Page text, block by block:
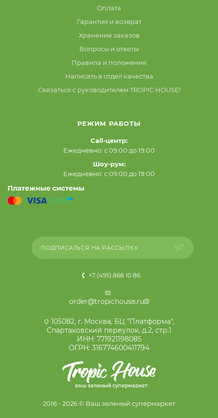
Оплата
Гарантия и возврат
Хранение заказов
Вопросы и ответы
Правила и положения
Написать в отдел качества
Связаться с руководителем TROPIC HOUSE!
РЕЖИМ РАБОТЫ
Call-центр:
Ежедневно: с 09:00 до 19:00
Шоу-рум:
Ежедневно: с 09:00 до 19:00
ПОДПИСАТЬСЯ НА РАССЫЛКУ
+7 (495) 868 10 86
order@tropichouse.ru
105082, г. Москва, БЦ "Платформа",
Спартаковский переулок, д.2, стр.1
ИНН: 771921198085
ОГРН: 316774600411794
2016 - 2026 © Ваш зеленый супермаркет